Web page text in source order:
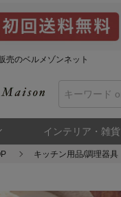
売のベルメゾンネット
インテリア・雑貨
キッチン用品/調理器具